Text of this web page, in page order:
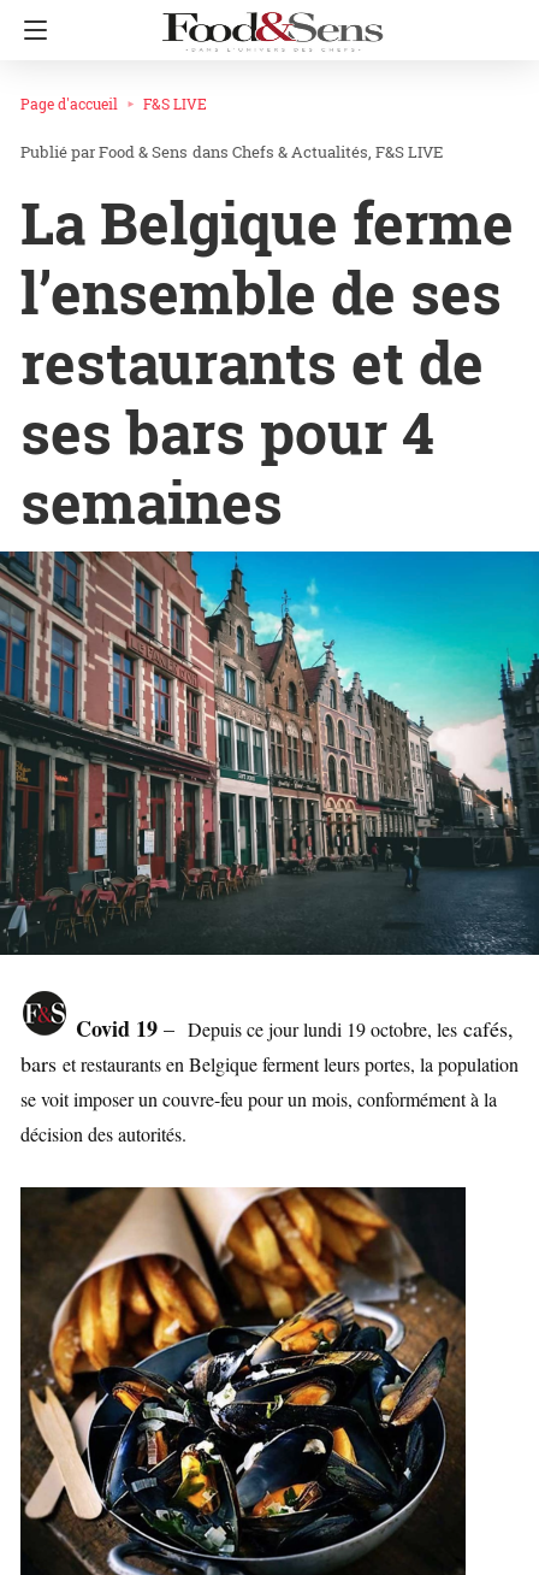
Page d'accueil F&S LIVE
Food & Sens dans Chefs & Actualités F&S LIVE
La Belgique ferme
l’ensemble de ses
restaurants et de
ses bars pour 4
semaines
Covid 19 – Depuis ce jour lundi 19 octobre, les cafés,
bars et restaurants en Belgique ferment leurs portes, la population
se voit imposer un couvre-feu pour un mois, conformément à la
décision des autorités.